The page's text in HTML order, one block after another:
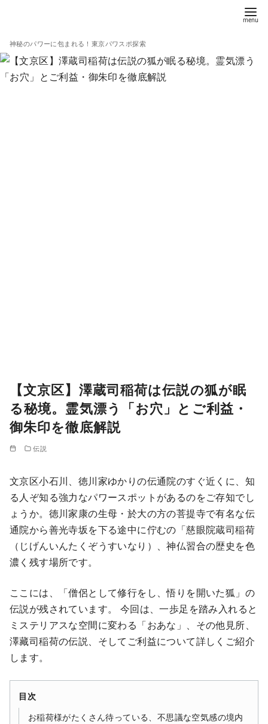
ン
ツ
神秘のパワーに包まれる！東京パワスポ探索
【文京区】澤蔵司稲荷は伝説の狐が眠
る秘境。霊気漂う「お穴」とご利益・
御朱印を徹底解説
伝説
文京区小石川、徳川家ゆかりの伝通院のすぐ近くに、知
る人ぞ知る強力なパワースポットがあるのをご存知でし
ょうか。徳川家康の生母・於大の方の菩提寺で有名な伝
通院から善光寺坂を下る途中に佇むの「慈眼院蔵司稲荷
（じげんいんたくぞうすいなり）、神仏習合の歴史を色
濃く残す場所です。
ここには、「僧侶として修行をし、悟りを開いた狐」の
伝説が残されています。 今回は、一歩足を踏み入れると
ミステリアスな空間に変わる「おあな」、その他見所、
澤藏司稲荷の伝説、そしてご利益について詳しくご紹介
します。
目次
お稲荷様がたくさん待っている、不思議な空気感の境内